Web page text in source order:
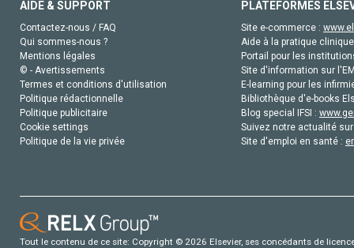
AIDE & SUPPORT
Contactez-nous / FAQ
Qui sommes-nous ?
Mentions légales
© - Avertissements
Termes et conditions d'utilisation
Politique rédactionnelle
Politique publicitaire
Cookie settings
Politique de la vie privée
PLATEFORMES
Site e-commerce :
Aide à la pratique
Portail pour les
Site d'information sur
E-learning pour les
Bibliothèque d'e-books
Blog special IFSI :
Suivez notre actualité
Site d'emploi en santé :
Tout le contenu de ce site: Copyright © 2026 Elsevier, ses concédants de